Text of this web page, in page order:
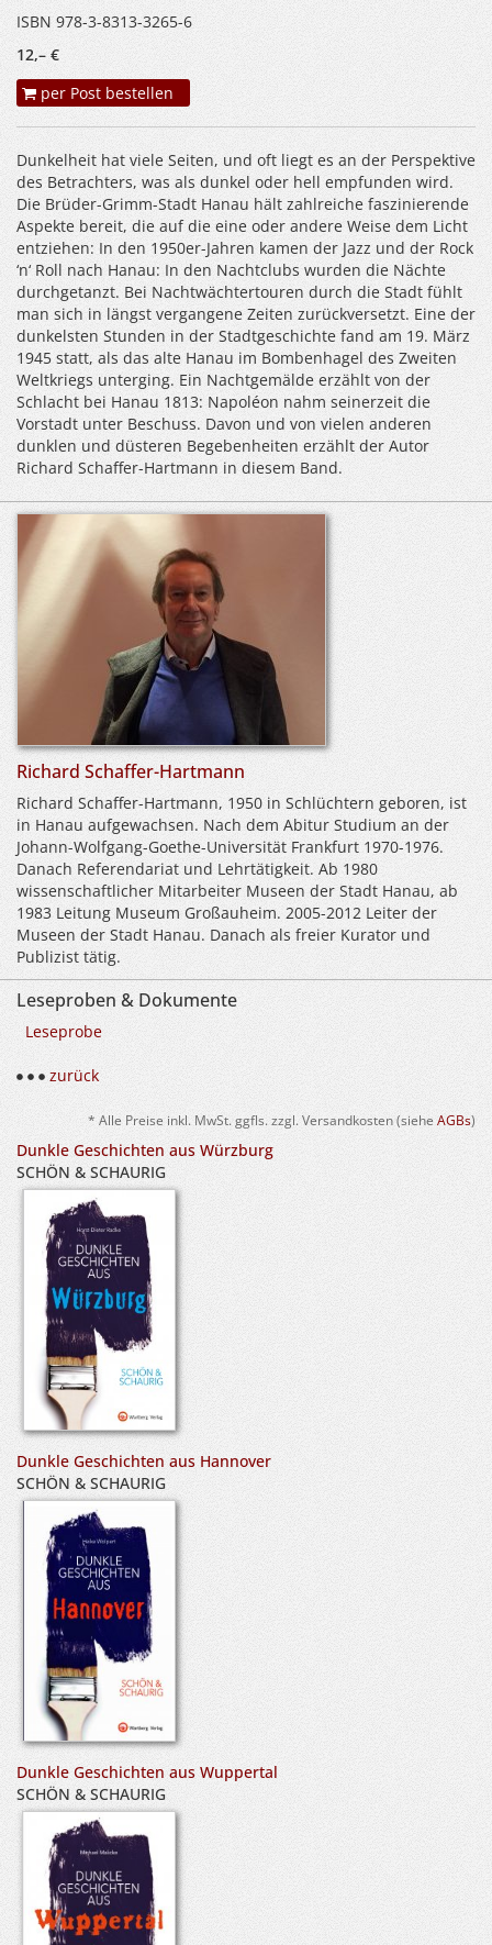
ISBN 978-3-8313-3265-6
12,– €
per Post bestellen
Dunkelheit hat viele Seiten, und oft liegt es an der Perspektive
des Betrachters, was als dunkel oder hell empfunden wird.
Die Brüder-Grimm-Stadt Hanau hält zahlreiche faszinierende
Aspekte bereit, die auf die eine oder andere Weise dem Licht
entziehen: In den 1950er-Jahren kamen der Jazz und der Rock
‘n‘ Roll nach Hanau: In den Nachtclubs wurden die Nächte
durchgetanzt. Bei Nachtwächtertouren durch die Stadt fühlt
man sich in längst vergangene Zeiten zurückversetzt. Eine der
dunkelsten Stunden in der Stadtgeschichte fand am 19. März
1945 statt, als das alte Hanau im Bombenhagel des Zweiten
Weltkriegs unterging. Ein Nachtgemälde erzählt von der
Schlacht bei Hanau 1813: Napoléon nahm seinerzeit die
Vorstadt unter Beschuss. Davon und von vielen anderen
dunklen und düsteren Begebenheiten erzählt der Autor
Richard Schaffer-Hartmann in diesem Band.
Richard Schaffer-Hartmann
Richard Schaffer-Hartmann, 1950 in Schlüchtern geboren, ist
in Hanau aufgewachsen. Nach dem Abitur Studium an der
Johann-Wolfgang-Goethe-Universität Frankfurt 1970-1976.
Danach Referendariat und Lehrtätigkeit. Ab 1980
wissenschaftlicher Mitarbeiter Museen der Stadt Hanau, ab
1983 Leitung Museum Großauheim. 2005-2012 Leiter der
Museen der Stadt Hanau. Danach als freier Kurator und
Publizist tätig.
Leseproben & Dokumente
Leseprobe
zurück
* Alle Preise inkl. MwSt. ggfls. zzgl. Versandkosten (siehe AGBs)
Dunkle Geschichten aus Würzburg
SCHÖN & SCHAURIG
Dunkle Geschichten aus Hannover
SCHÖN & SCHAURIG
Dunkle Geschichten aus Wuppertal
SCHÖN & SCHAURIG